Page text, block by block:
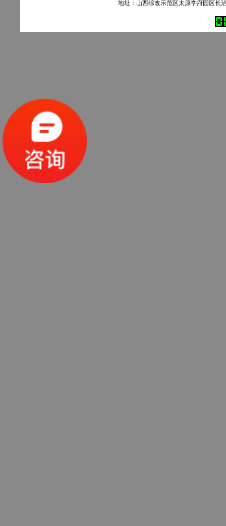
地址：山西综改示范区太原学府园区长